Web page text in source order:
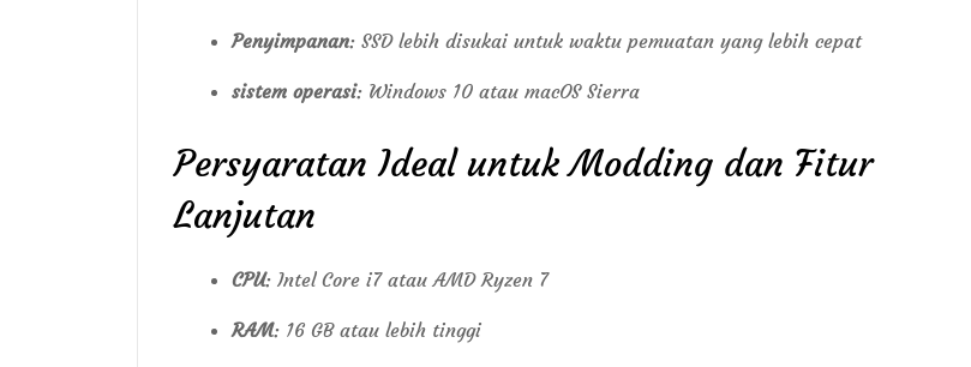
Penyimpanan: SSD lebih disukai untuk waktu pemuatan yang lebih cepat
sistem operasi: Windows 10 atau macOS Sierra
Persyaratan Ideal untuk Modding dan Fitur
Lanjutan
CPU: Intel Core i7 atau AMD Ryzen 7
RAM: 16 GB atau lebih tinggi